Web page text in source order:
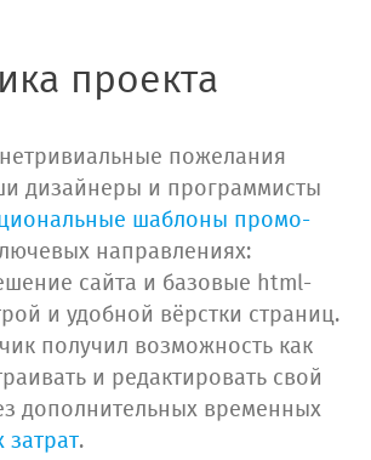
проекта
пожелания
дизайнеры и программисты
шаблоны промо-
направлениях:
сайта и базовые html-
и удобной вёрстки страниц.
получил возможность как
и редактировать свой
дополнительных временных
.